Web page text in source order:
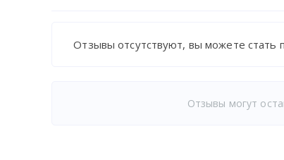
Отзывы отсутствуют, вы можете стать
Отзывы могут